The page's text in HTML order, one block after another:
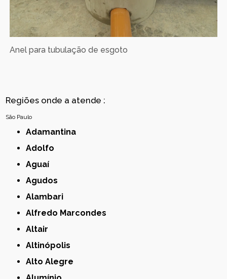
Anel para tubulação de esgoto
Regiões onde a atende :
São Paulo
Adamantina
Adolfo
Aguaí
Agudos
Alambari
Alfredo Marcondes
Altair
Altinópolis
Alto Alegre